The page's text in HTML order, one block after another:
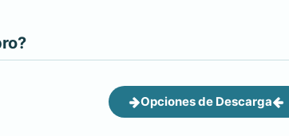
Opciones de Descarga